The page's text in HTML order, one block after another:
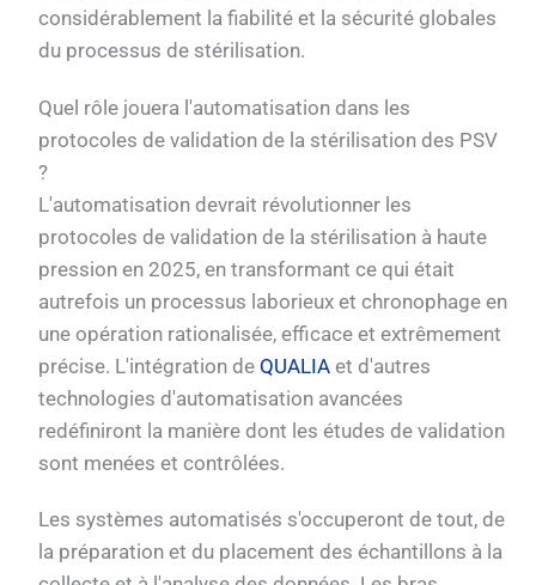
considérablement la fiabilité et la sécurité globales
du processus de stérilisation.
Quel rôle jouera l'automatisation dans les
protocoles de validation de la stérilisation des PSV
?
L'automatisation devrait révolutionner les
protocoles de validation de la stérilisation à haute
pression en 2025, en transformant ce qui était
autrefois un processus laborieux et chronophage en
une opération rationalisée, efficace et extrêmement
précise. L'intégration de QUALIA et d'autres
technologies d'automatisation avancées
redéfiniront la manière dont les études de validation
sont menées et contrôlées.
Les systèmes automatisés s'occuperont de tout, de
la préparation et du placement des échantillons à la